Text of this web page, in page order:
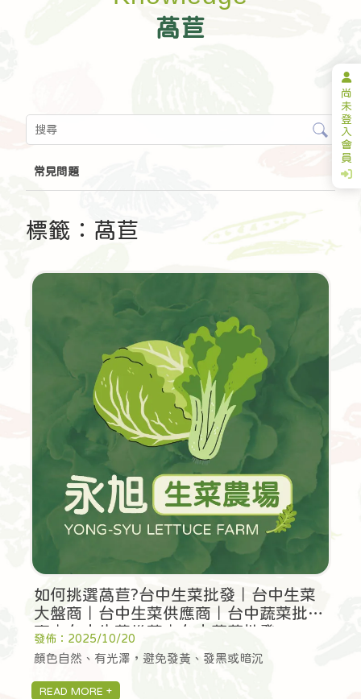
尚
未
登
入
會
員
萵苣
常見問題
標籤：萵苣
如何挑選萵苣?台中生菜批發｜台中生菜
大盤商｜台中生菜供應商｜台中蔬菜批發
商｜台中生菜推薦｜台中萵苣批發
發佈：2025/10/20
顏色自然、有光澤，避免發黃、發黑或暗沉